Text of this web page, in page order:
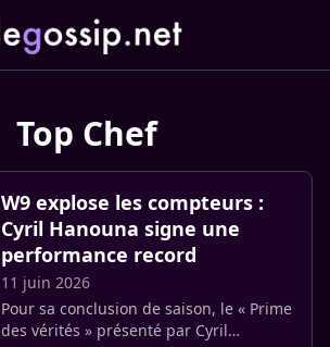
Top Chef
W9 explose les compteurs :
Cyril Hanouna signe une
performance record
11 juin 2026
Pour sa conclusion de saison, le « Prime
des vérités » présenté par Cyril